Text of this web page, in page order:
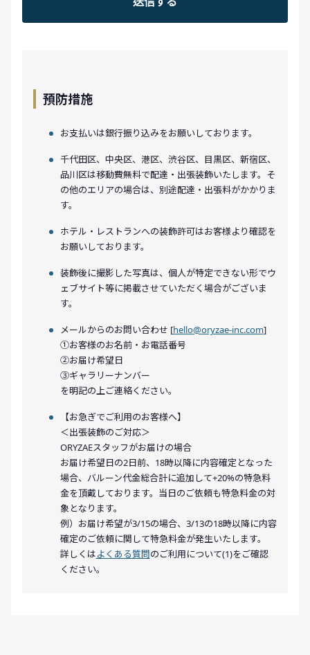
預防措施
お支払いは銀行振り込みをお願いしております。
千代田区、中央区、港区、渋谷区、目黒区、新宿区、
品川区は移動費無料で配達・出張装飾いたします。そ
の他のエリアの場合は、別途配達・出張料がかかりま
す。
ホテル・レストランへの装飾許可はお客様より確認を
お願いしております。
装飾後に撮影した写真は、個人が特定できない形でウ
ェブサイト等に掲載させていただく場合がございま
す。
メールからのお問い合わせ [hello@oryzae-inc.com]
①お客様のお名前・お電話番号
②お届け希望日
③ギャラリーナンバー
を明記の上ご連絡ください。
【お急ぎでご利用のお客様へ】
＜出張装飾のご対応＞
ORYZAEスタッフがお届けの場合
お届け希望日の2日前、18時以降に内容確定となった
場合、バルーン代金総合計に追加して+20%の特急料
金を頂戴しております。当日のご依頼も特急料金の対
象となります。
例）お届け希望が3/15の場合、3/13の18時以降に内容
確定のご依頼に関して特急料金が発生いたします。
詳しくはよくある質問のご利用について(1)をご確認
ください。